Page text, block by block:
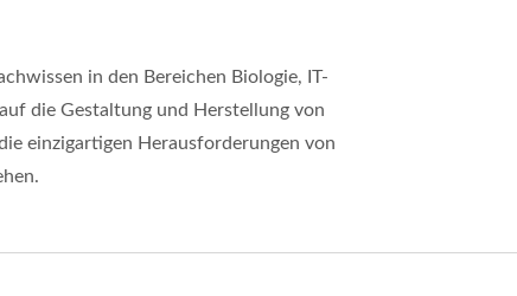
in den Bereichen Biologie, IT-
die Gestaltung und Herstellung von
einzigartigen Herausforderungen von